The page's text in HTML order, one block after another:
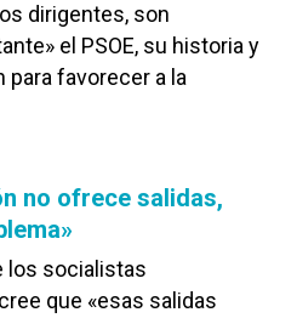
dirigentes, son
el PSOE, su historia y
para favorecer a la
no ofrece salidas,
los socialistas
que «esas salidas